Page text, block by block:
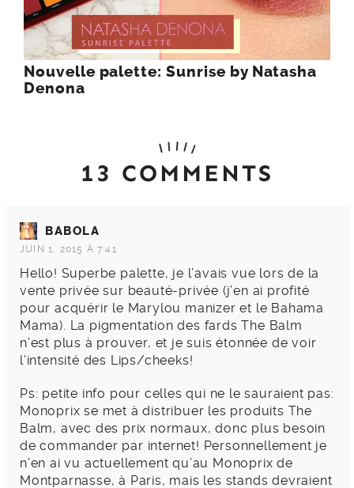
Nouvelle palette: Sunrise by Natasha
Denona
13 COMMENTS
BABOLA
JUIN 1, 2015 À 7:41
Hello! Superbe palette, je l’avais vue lors de la
vente privée sur beauté-privée (j’en ai profité
pour acquérir le Marylou manizer et le Bahama
Mama). La pigmentation des fards The Balm
n’est plus à prouver, et je suis étonnée de voir
l’intensité des Lips/cheeks!
Ps: petite info pour celles qui ne le sauraient pas:
Monoprix se met à distribuer les produits The
Balm, avec des prix normaux, donc plus besoin
de commander par internet! Personnellement je
n’en ai vu actuellement qu’au Monoprix de
Montparnasse, à Paris, mais les stands devraient